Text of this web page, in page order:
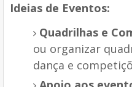
Ideias de Eventos:
Quadrilhas e
ou organizar
dança e